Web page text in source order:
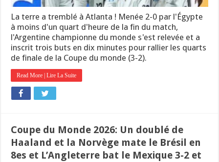
La terre a tremblé à Atlanta ! Menée 2-0 par l'Égypte
à moins d'un quart d'heure de la fin du match,
l'Argentine championne du monde s'est relevée et a
inscrit trois buts en dix minutes pour rallier les quarts
de finale de la Coupe du monde (3-2).
Read More | Lire La Suite
Coupe du Monde 2026: Un doublé de
Haaland et la Norvège mate le Brésil en
8es et L’Angleterre bat le Mexique 3-2 et